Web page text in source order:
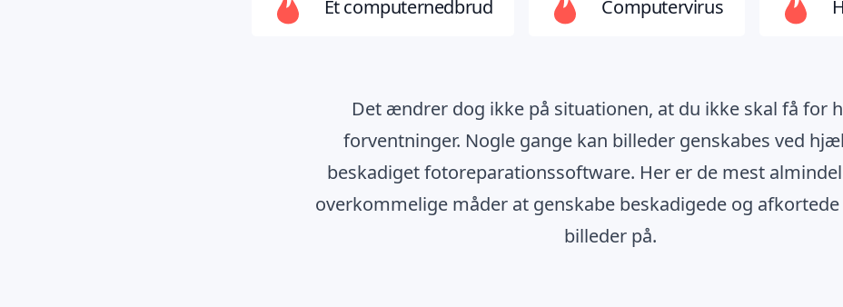
Et computernedbrud Computervirus
Det ændrer dog ikke på situationen, at du ikke skal få for
forventninger. Nogle gange kan billeder genskabes ved
beskadiget fotoreparationssoftware. Her er de mest
overkommelige måder at genskabe beskadigede og
billeder på.